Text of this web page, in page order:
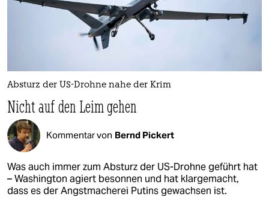
Absturz der US-Drohne nahe der Krim
Nicht auf den Leim gehen
Kommentar von Bernd Pickert
Was auch immer zum Absturz der US-Drohne geführt hat
– Washington agiert besonnen und hat klargemacht,
dass es der Angstmacherei Putins gewachsen ist.